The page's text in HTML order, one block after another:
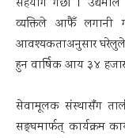
सहयोग गर्छौं ।
व्यक्तिले आफैँ लगानी
आवश्यकताअनुसार घरेलुले
हुन वार्षिक आय ३४
सेवामूलक संस्थासँंग
सङ्घमार्फत् कार्यक्रम